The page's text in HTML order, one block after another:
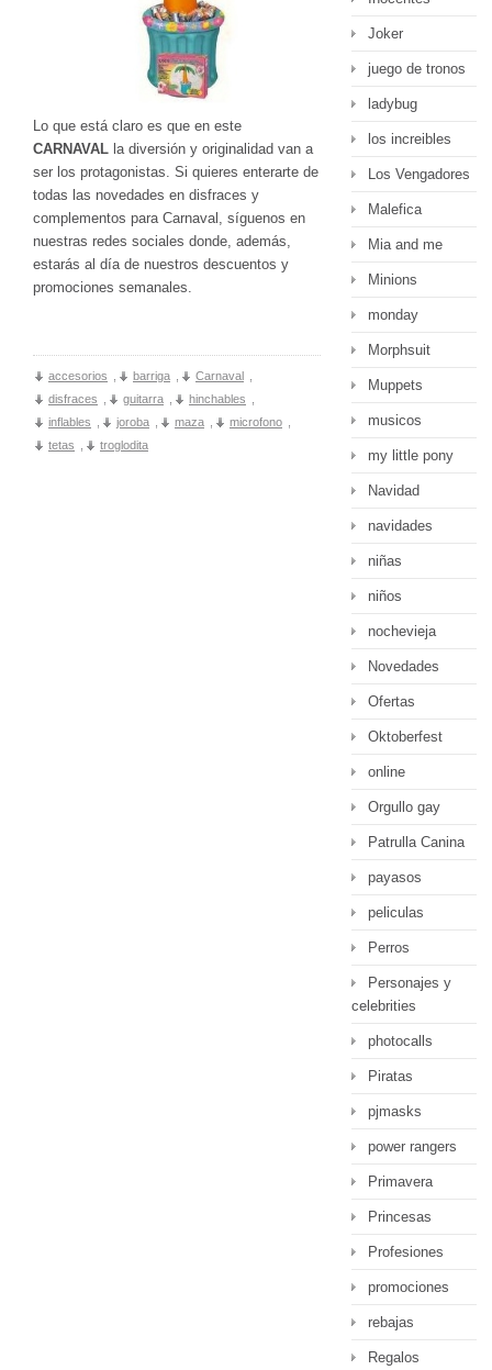
Lo que está claro es que en este
CARNAVAL la diversión y originalidad van a
ser los protagonistas. Si quieres enterarte de
todas las novedades en disfraces y
complementos para Carnaval, síguenos en
nuestras redes sociales donde, además,
estarás al día de nuestros descuentos y
promociones semanales.
accesorios barriga Carnaval
disfraces
guitarra hinchables
inflables
joroba maza microfono
tetas
troglodita
Joker
juego de tronos
ladybug
los increibles
Los Vengadores
Malefica
Mia and me
Minions
monday
Morphsuit
Muppets
musicos
my little pony
Navidad
navidades
niñas
niños
nochevieja
Novedades
Ofertas
Oktoberfest
online
Orgullo gay
Patrulla Canina
payasos
peliculas
Perros
Personajes y
celebrities
photocalls
Piratas
pjmasks
power rangers
Primavera
Princesas
Profesiones
promociones
rebajas
Regalos